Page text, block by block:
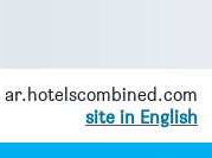
ar.hotelscombined.com
site in English